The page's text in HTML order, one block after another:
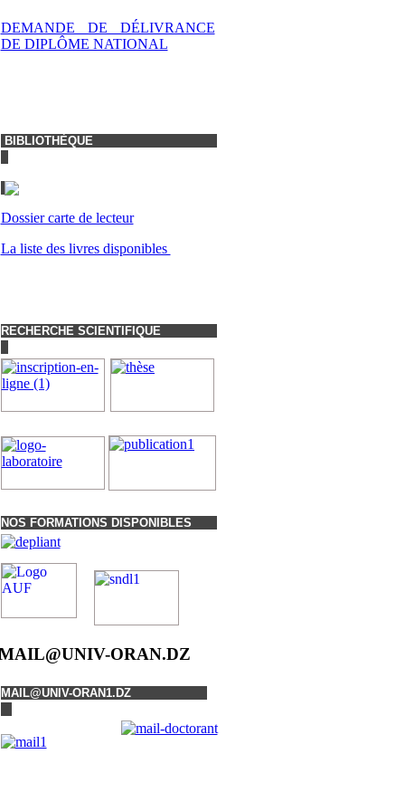
DEMANDE DE DÉLIVRANCE
DE DIPLÔME NATIONAL
BIBLIOTHÈQUE
Dossier carte de lecteur
La liste des livres disponibles
RECHERCHE SCIENTIFIQUE
NOS FORMATIONS DISPONIBLES
ORAN.DZ
MAIL@UNIV-ORAN1.DZ